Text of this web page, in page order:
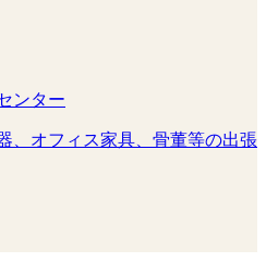
ンター
、オフィス家具、骨董等の出張